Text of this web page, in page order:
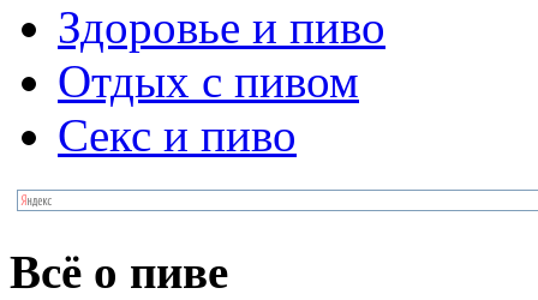
Здоровье и пиво
Отдых с пивом
Секс и пиво
Всё о пиве